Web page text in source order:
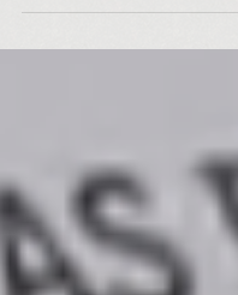
Comunicação, Mídia e